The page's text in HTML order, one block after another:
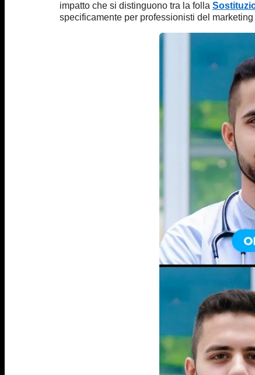
impatto che si distinguono tra la folla
specificamente per professionisti del